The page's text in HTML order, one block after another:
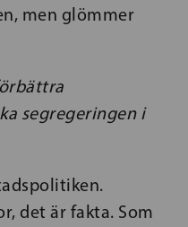
men glömmer
segregeringen i
det är fakta. Som